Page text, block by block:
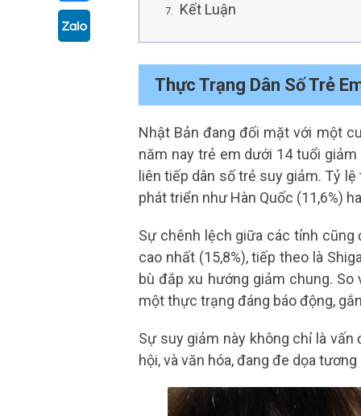
Kết Luận
Thực Trạng Dân Số Trẻ
Nhật Bản đang đối mặt với một
năm nay trẻ em dưới 14 tuổi
liên tiếp dân số trẻ suy giảm. Tỷ
phát triển như Hàn Quốc (11,6%)
Sự chênh lệch giữa các tỉnh cũng
cao nhất (15,8%), tiếp theo là
bù đắp xu hướng giảm chung.
một thực trạng đáng báo động,
Sự suy giảm này không chỉ là
hội, và văn hóa, đang đe dọa